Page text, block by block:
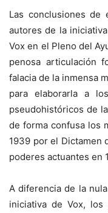
Las conclusiones de
autores de la
Vox en el Pleno del
penosa articulación
falacia de la inmensa
para elaborarla a
pseudohistóricos de
de forma confusa los
1939 por el Dictamen
poderes actuantes en
A diferencia de la
iniciativa de Vox, los